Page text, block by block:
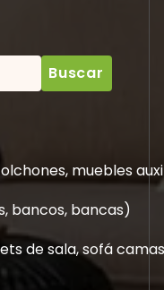
muebles
bancos, bancas)
de sala, sofá